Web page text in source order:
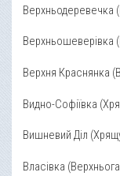
Верхньодеревечка
Верхньошеверівка
Верхня Краснянка
Видно-Софіївка
Вишневий Діл
Власівка